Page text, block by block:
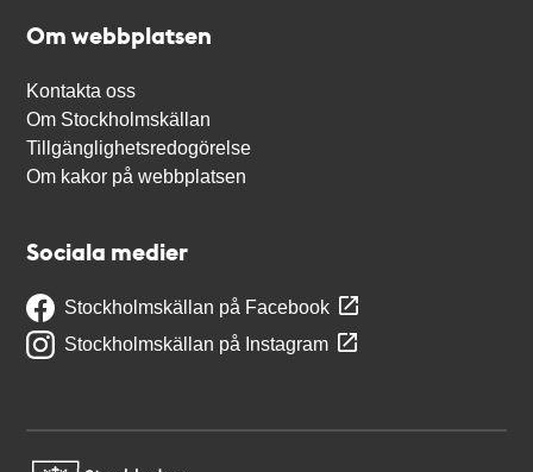
Om webbplatsen
Kontakta oss
Om Stockholmskällan
Tillgänglighetsredogörelse
Om kakor på webbplatsen
Sociala medier
Stockholmskällan på Facebook
Stockholmskällan på Instagram